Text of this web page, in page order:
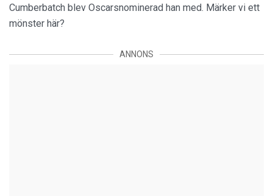
Cumberbatch blev Oscarsnominerad han med. Märker vi ett
mönster här?
ANNONS